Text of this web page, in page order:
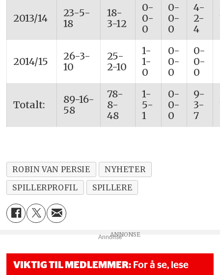
2013/14
23-5-
18
18-
3-12
0-
0-
0
0-
0-
0
4-
2-
4
2014/15
26-3-
10
25-
2-10
1-
1-
0
0-
0-
0
0-
0-
0
Totalt:
89-16-
58
78-
8-
48
1-
5-
1
0-
0-
0
9-
3-
7
ROBIN VAN PERSIE
NYHETER
SPILLERPROFIL
SPILLERE
Annonse
VIKTIG TIL MEDLEMMER: For å se, lese